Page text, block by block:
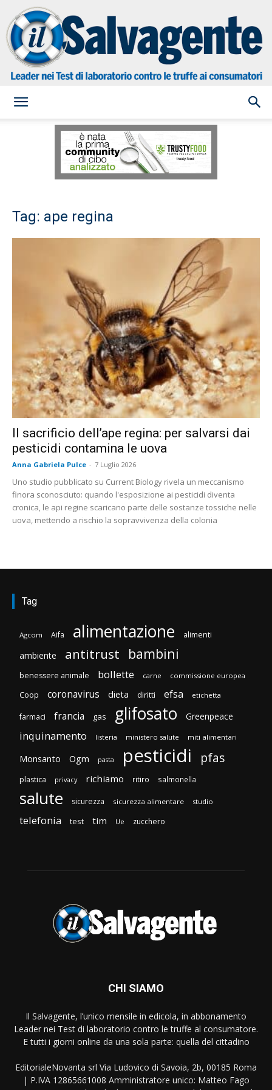
Salvagente
Tag: ape regina
Il sacrificio dell’ape regina: per salvarsi dai
pesticidi contamina le uova
Anna Gabriela Pulce - 7 Luglio 2026
Uno studio pubblicato su Current Biology rivela un meccanismo
finora sconosciuto: quando l'esposizione ai pesticidi diventa
cronica, le api regine scaricano parte delle sostanze tossiche nelle
uova, mettendo a rischio la sopravvivenza della colonia
Tag
Agcom Aifa alimentazione alimenti
ambiente antitrust bambini
benessere animale bollette carne commissione europea
Coop coronavirus dieta diritti efsa etichetta
farmaci francia gas glifosato Greenpeace
inquinamento listeria ministero salute miti alimentari
Monsanto Ogm pasta pesticidi pfas
plastica privacy richiamo ritiro salmonella
salute sicurezza sicurezza alimentare studio
telefonia test tim Ue zucchero
CHI SIAMO
Il Salvagente, l’unico mensile in edicola, in abbonamento
Leader nei Test di laboratorio contro le truffe al consumatore.
E tutti i giorni online da una sola parte: quella del cittadino
EditorialeNovanta srl Via Ludovico di Savoia, 2b, 00185 Roma
| P.IVA 12865661008 Amministratore unico: Matteo Fago